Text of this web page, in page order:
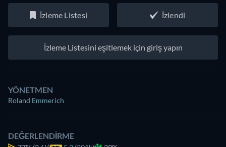
İzleme Listesi İzlendi
İzleme Listesini eşitlemek için giriş yapın
YÖNETMEN
Roland Emmerich
DEĞERLENDIRME